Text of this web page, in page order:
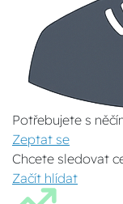
Potřebujete s
Zeptat se
Chcete sledovat
Začít hlídat